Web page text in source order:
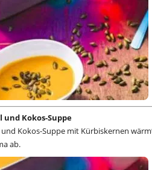
Kokos-Suppe
Kokos-Suppe mit Kürbiskernen
ab.